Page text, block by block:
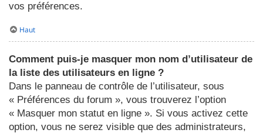
vos préférences.
Haut
Comment puis-je masquer mon nom d’utilisateur de
la liste des utilisateurs en ligne ?
Dans le panneau de contrôle de l’utilisateur, sous
« Préférences du forum », vous trouverez l’option
« Masquer mon statut en ligne ». Si vous activez cette
option, vous ne serez visible que des administrateurs,